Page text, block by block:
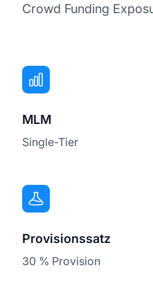
Crowd Funding
MLM
Single-Tier
Provisionssatz
30 % Provision